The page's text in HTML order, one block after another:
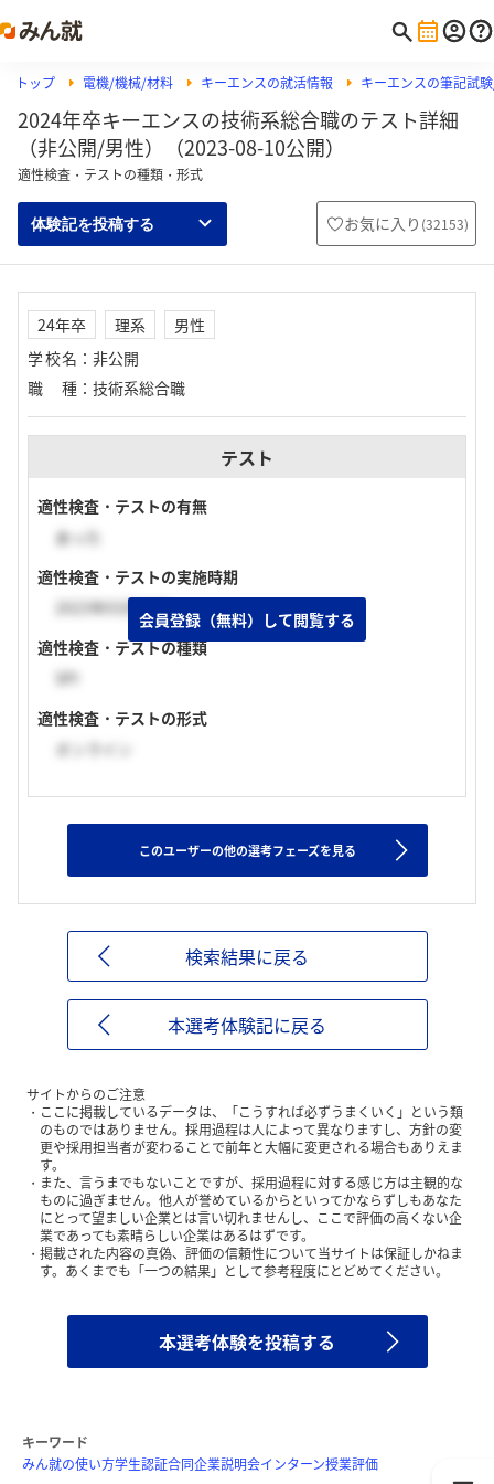
トップ 電機/機械/材料 キーエンスの就活情報 キーエンスの筆記試
2024年卒キーエンスの技術系総合職のテスト詳細
（非公開/男性）（2023-08-10公開）
適性検査・テストの種類・形式
体験記を投稿する お気に入り (32153)
24年卒 理系
男性
学校名 ： 非公開
職種 ： 技術系総合職
テスト
適性検査・テストの有無
あった
適性検査・テストの実施時期
2023年03月中旬
適性検査・テストの種類
SPI
適性検査・テストの形式
オンライン
会員登録（無料）して閲覧する
このユーザーの他の選考フェーズを見る
検索結果に戻る
本選考体験記に戻る
サイトからのご注意
ここに掲載しているデータは、「こうすれば必ずうまくいく」という類
のものではありません。採用過程は人によって異なりますし、方針の変
更や採用担当者が変わることで前年と大幅に変更される場合もありえま
す。
また、言うまでもないことですが、採用過程に対する感じ方は主観的な
ものに過ぎません。他人が誉めているからといってかならずしもあなた
にとって望ましい企業とは言い切れませんし、ここで評価の高くない企
業であっても素晴らしい企業はあるはずです。
掲載された内容の真偽、評価の信頼性について当サイトは保証しかねま
す。あくまでも「一つの結果」として参考程度にとどめてください。
本選考体験を投稿する
キーワード
みん就の使い方学生認証合同企業説明会インターン授業評価